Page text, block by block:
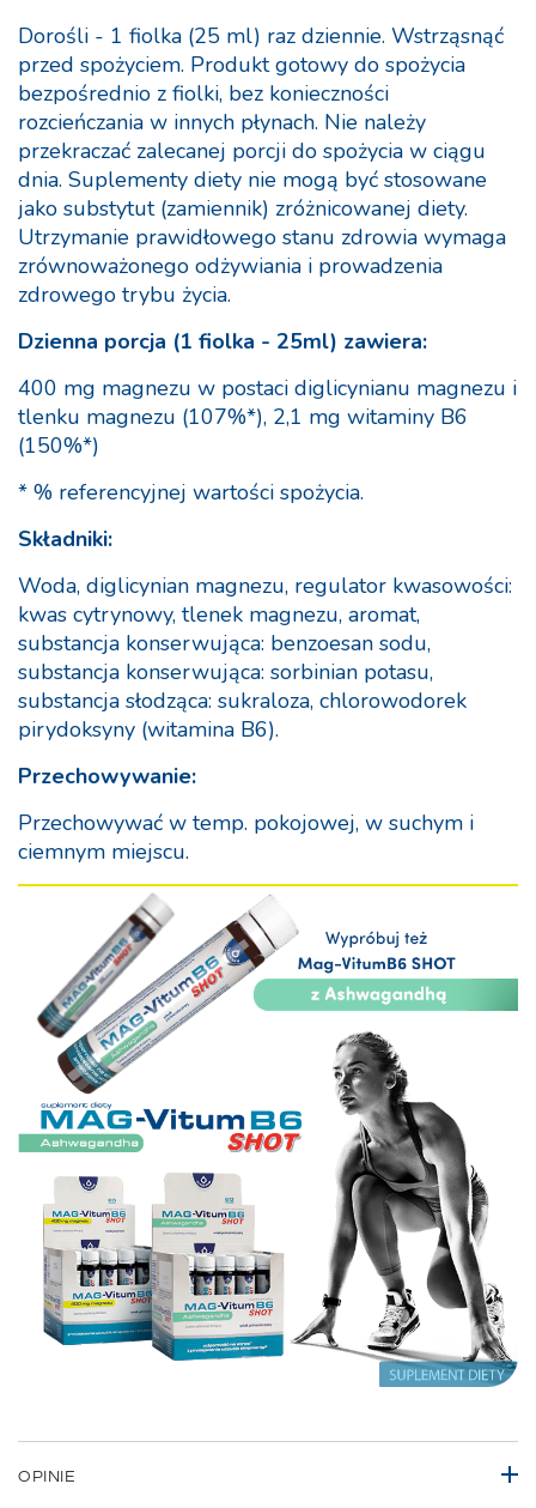
Dorośli - 1 fiolka (25 ml) raz dziennie. Wstrząsnąć
przed spożyciem. Produkt gotowy do spożycia
bezpośrednio z fiolki, bez konieczności
rozcieńczania w innych płynach. Nie należy
przekraczać zalecanej porcji do spożycia w ciągu
dnia. Suplementy diety nie mogą być stosowane
jako substytut (zamiennik) zróżnicowanej diety.
Utrzymanie prawidłowego stanu zdrowia wymaga
zrównoważonego odżywiania i prowadzenia
zdrowego trybu życia.
Dzienna porcja (1 fiolka - 25ml) zawiera:
400 mg magnezu w postaci diglicynianu magnezu i
tlenku magnezu (107%*), 2,1 mg witaminy B6
(150%*)
* % referencyjnej wartości spożycia.
Składniki:
Woda, diglicynian magnezu, regulator kwasowości:
kwas cytrynowy, tlenek magnezu, aromat,
substancja konserwująca: benzoesan sodu,
substancja konserwująca: sorbinian potasu,
substancja słodząca: sukraloza, chlorowodorek
pirydoksyny (witamina B6).
Przechowywanie:
Przechowywać w temp. pokojowej, w suchym i
ciemnym miejscu.
OPINIE